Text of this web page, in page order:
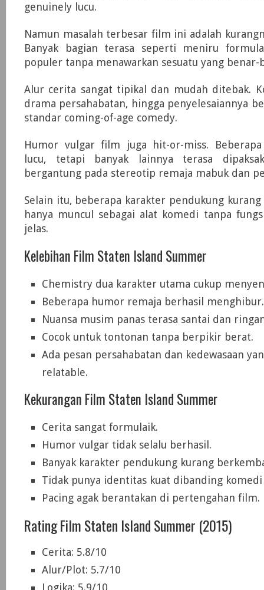
genuinely lucu.
Namun masalah terbesar film ini adalah
Banyak bagian terasa seperti meniru
populer tanpa menawarkan sesuatu yang benar-
Alur cerita sangat tipikal dan mudah ditebak.
drama persahabatan, hingga penyelesaiannya
standar coming-of-age comedy.
Humor vulgar film juga hit-or-miss.
lucu, tetapi banyak lainnya terasa
bergantung pada stereotip remaja mabuk dan
Selain itu, beberapa karakter pendukung
hanya muncul sebagai alat komedi tanpa
jelas.
Kelebihan Film Staten Island Summer
Chemistry dua karakter utama cukup
Beberapa humor remaja berhasil menghibur.
Nuansa musim panas terasa santai dan
Cocok untuk tontonan tanpa berpikir berat.
Ada pesan persahabatan dan kedewasaan
relatable.
Kekurangan Film Staten Island Summer
Cerita sangat formulaik.
Humor vulgar tidak selalu berhasil.
Banyak karakter pendukung kurang
Tidak punya identitas kuat dibanding
Pacing agak berantakan di pertengahan film.
Rating Film Staten Island Summer (2015)
Cerita: 5.8/10
Alur/Plot: 5.7/10
Logika: 5.9/10